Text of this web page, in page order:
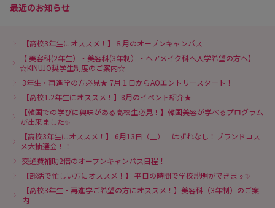
最近のお知らせ
【高校3年生にオススメ！】８月のオープンキャンパス
【 美容科(2年生）・美容科(3年制）・ヘアメイク科へ入学希望の方へ】
☆KINUJO奨学生制度のご案内☆
3年生・再進学の方必見★ 7月１日からAOエントリースタート！
【高校1.2年生にオススメ！】8月のイベント紹介★
【韓国での学びに興味がある高校生必見！】韓国美容が学べるプログラム
が出来ました✨
【高校3年生にオススメ！】 6月13日（土） はずれなし！ブランドコス
メ大抽選会！！
交通費補助2倍のオープンキャンパス日程！
【部活で忙しい方にオススメ！】 平日の時間で学校説明ができます✨
【高校3年生・再進学ご希望の方にオススメ！】美容科（3年制）のご案
内